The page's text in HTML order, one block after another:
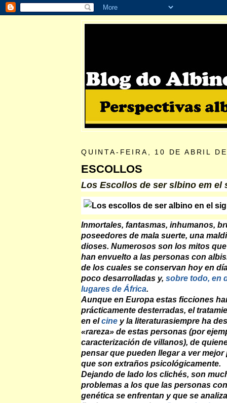
QUINTA-FEIRA, 10 DE ABRIL
ESCOLLOS
Los Escollos de ser slbino em el
Inmortales, fantasmas, inhumanos,
poseedores de mala suerte, una
dioses. Numerosos son los mitos
han envuelto a las personas con
de los cuales se conservan hoy en
poco desarrolladas y, sobre todo, en
lugares de África.
Aunque en Europa estas ficciones
prácticamente desterradas, el
en elcine y la literaturasiempre ha
«rareza» de estas personas (por
caracterización de villanos), de
pensar que pueden llegar a ver mejor
que son extraños psicológicamente.
Dejando de lado los clichés, son
problemas a los que las personas
genética se enfrentan y que se